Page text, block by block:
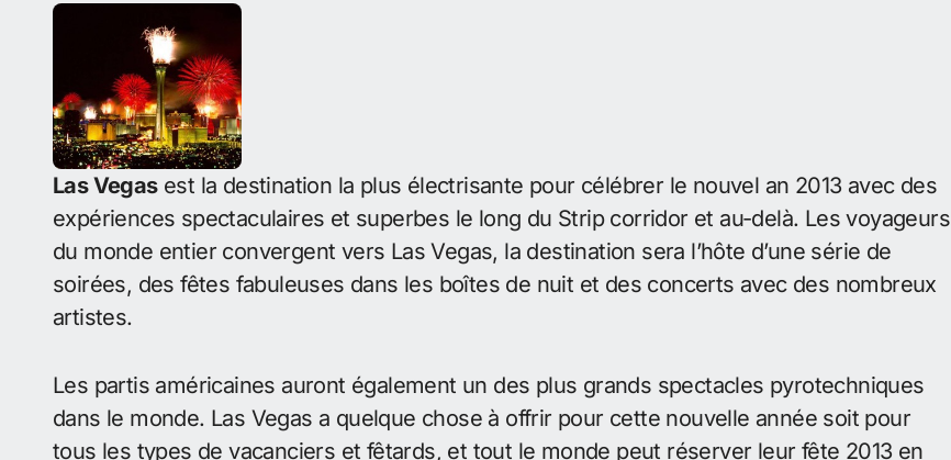
Las Vegasest la destination la plus électrisante pour célébrer le nouvel an 2013 avec des
expériences spectaculaires et superbes le long du Strip corridor et au-delà. Les voyageurs
du monde entier convergent vers Las Vegas, la destination sera l’hôte d’une série de
soirées, des fêtes fabuleuses dans les boîtes de nuit et des concerts avec des nombreux
artistes.
Les partis américaines auront également un des plus grands spectacles pyrotechniques
dans le monde. Las Vegas a quelque chose à offrir pour cette nouvelle année soit pour
tous les types de vacanciers et fêtards, et tout le monde peut réserver leur fête 2013 en